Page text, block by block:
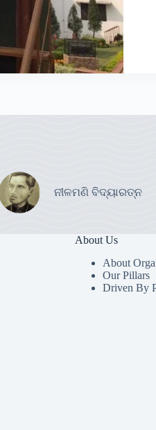
ନୀଳମଣି ବିଦ୍ୟାରତ୍ନ
About Us
About
Our Pillars
Driven By